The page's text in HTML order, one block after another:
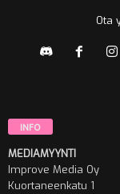
Ota
INFO
MEDIAMYYNTI
Improve Media Oy
Kuortaneenkatu 1